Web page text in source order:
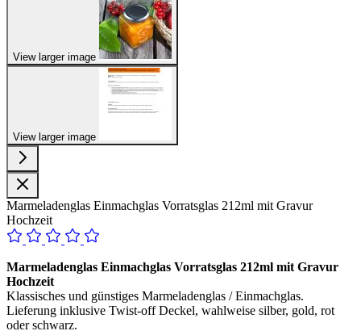
View larger image
View larger image
Marmeladenglas Einmachglas Vorratsglas 212ml mit Gravur
Hochzeit
Marmeladenglas Einmachglas Vorratsglas 212ml mit Gravur
Hochzeit
Klassisches und günstiges Marmeladenglas / Einmachglas.
Lieferung inklusive Twist-off Deckel, wahlweise silber, gold, rot
oder schwarz.